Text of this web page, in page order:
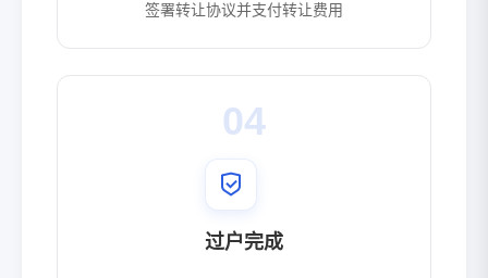
签署转让协议并支付转让费用
04
过户完成